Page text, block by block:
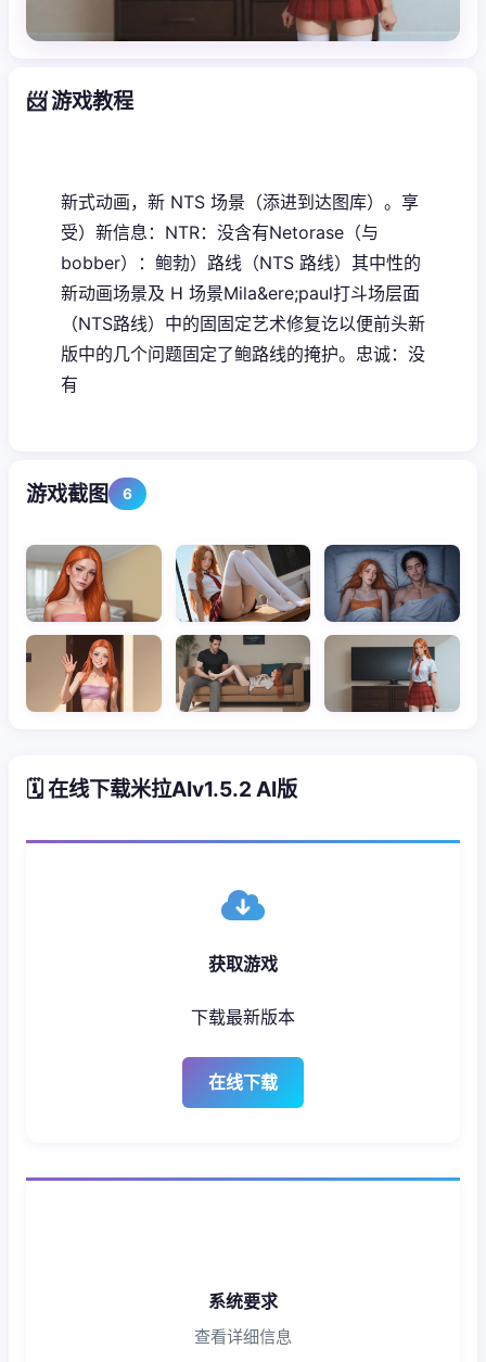
📨 游戏教程
新式动画，新 NTS 场景（添进到达图库）。享
受）新信息：NTR：没含有Netorase（与
bobber）：鲍勃）路线（NTS 路线）其中性的
新动画场景及 H 场景Mila&ere;paul打斗场层面
（NTS路线）中的固固定艺术修复讫以便前头新
版中的几个问题固定了鲍路线的掩护。忠诚：没
有
游戏截图 6
🗓️ 在线下载米拉AIv1.5.2 AI版
获取游戏
下载最新版本
在线下载
系统要求
查看详细信息